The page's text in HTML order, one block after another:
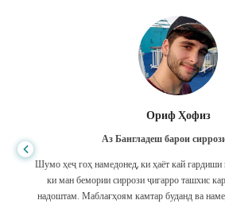
Ориф Ҳофиз
Аз Бангладеш барои
Шумо ҳеҷ гоҳ намедонед, ки ҳаёт кай гардиши
ки ман бемории сиррози ҷигарро ташхис
надоштам. Маблағҳоям камтар буданд ва